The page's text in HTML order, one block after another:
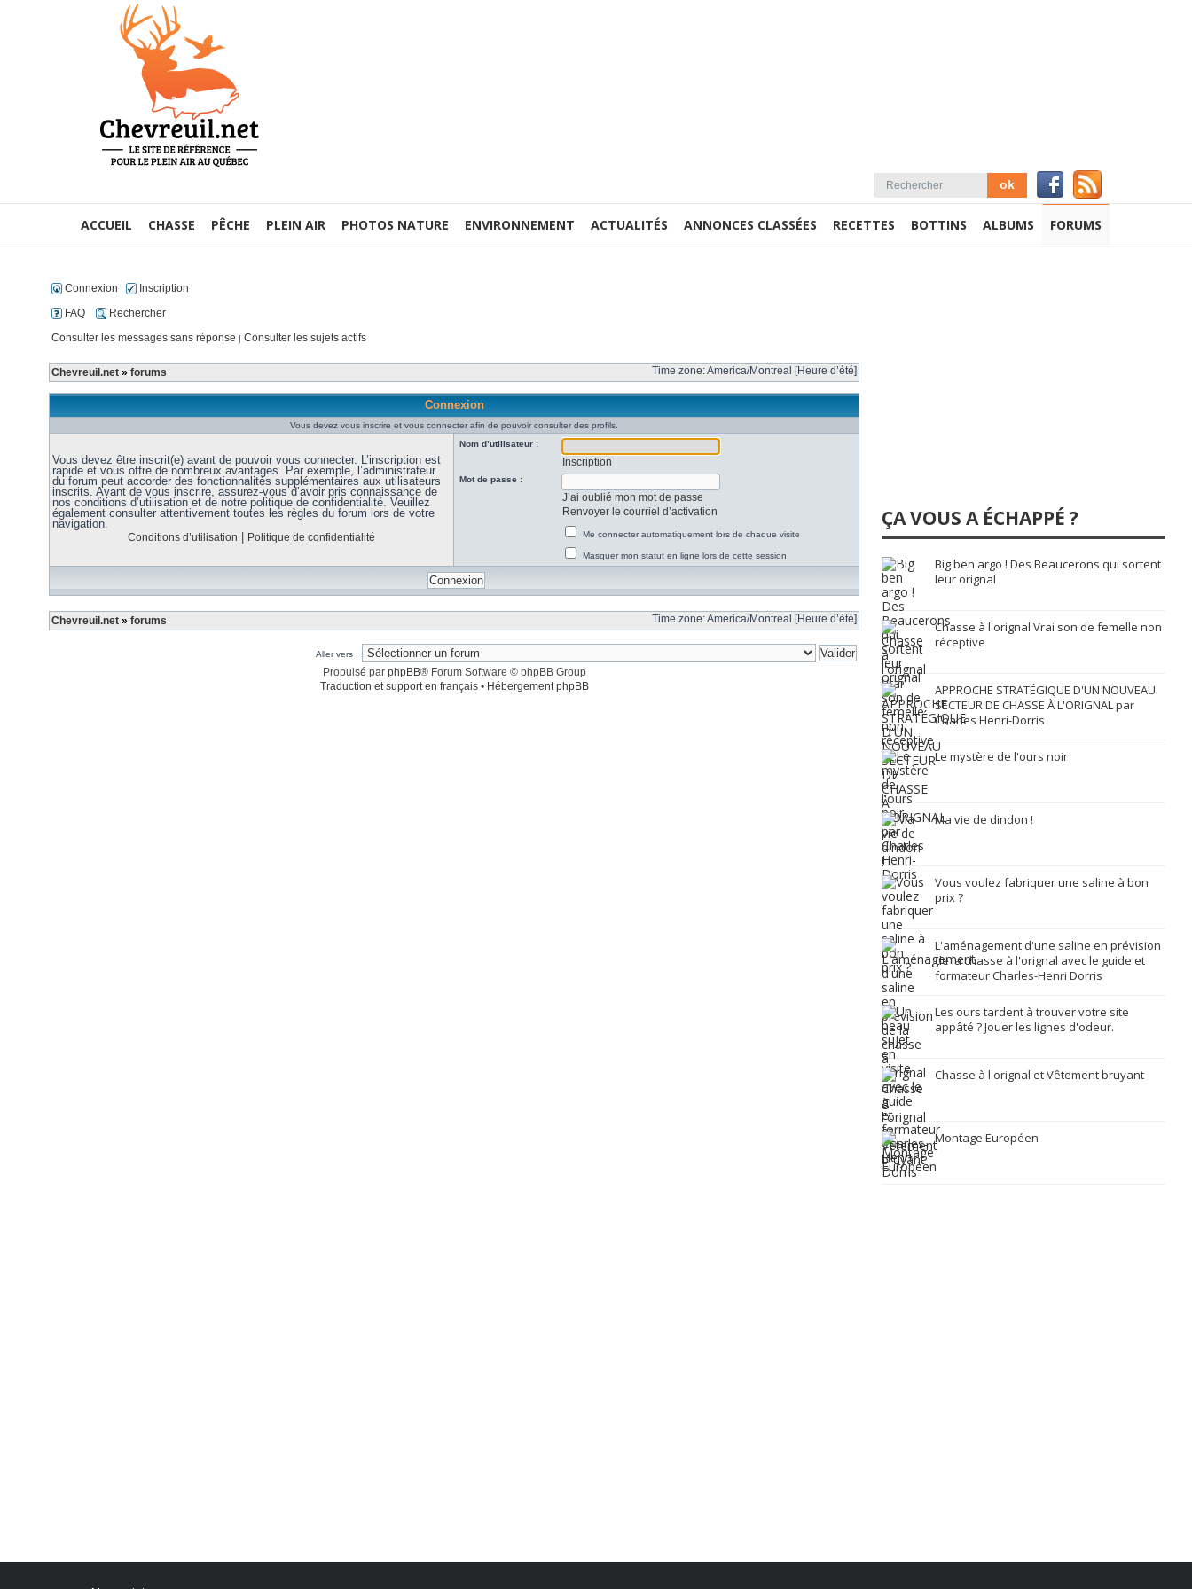
ACCUEIL CHASSE PÊCHE PLEIN AIR PHOTOS NATURE ENVIRONNEMENT ACTUALITÉS ANNONCES CLASSÉES RECETTES BOTTINS ALBUMS FORUMS
Connexion
Inscription
FAQ
Rechercher
Consulter les messages sans réponse | Consulter les sujets actifs
Chevreuil.net » forums Time zone: America/Montreal [Heure d’été]
Connexion
Vous devez vous inscrire et vous connecter afin de pouvoir consulter des profils.
Vous devez être inscrit(e) avant de pouvoir vous connecter. L’inscription est
rapide et vous offre de nombreux avantages. Par exemple, l’administrateur
du forum peut accorder des fonctionnalités supplémentaires aux utilisateurs
inscrits. Avant de vous inscrire, assurez-vous d’avoir pris connaissance de
nos conditions d’utilisation et de notre politique de confidentialité. Veuillez
également consulter attentivement toutes les règles du forum lors de votre
navigation.
Conditions d’utilisation Politique de confidentialité
Nom d’utilisateur :
Inscription
Mot de passe :
J’ai oublié mon mot de passe
Renvoyer le courriel d’activation
Me connecter automatiquement lors de chaque visite
Masquer mon statut en ligne lors de cette session
Chevreuil.net » forums Time zone: America/Montreal [Heure d’été]
Aller vers :
Propulsé par phpBB® Forum Software © phpBB Group
Traduction et support en français• Hébergement phpBB
ÇA VOUS A ÉCHAPPÉ ?
Big ben argo ! Des Beaucerons qui sortent
leur orignal
Chasse à l'orignal Vrai son de femelle non
réceptive
APPROCHE STRATÉGIQUE D'UN NOUVEAU
SECTEUR DE CHASSE À L'ORIGNAL par
Charles Henri-Dorris
Le mystère de l'ours noir
Ma vie de dindon !
Vous voulez fabriquer une saline à bon
prix ?
L'aménagement d'une saline en prévision
de la chasse à l'orignal avec le guide et
formateur Charles-Henri Dorris
Les ours tardent à trouver votre site
appâté ? Jouer les lignes d'odeur.
Chasse à l'orignal et Vêtement bruyant
Montage Européen